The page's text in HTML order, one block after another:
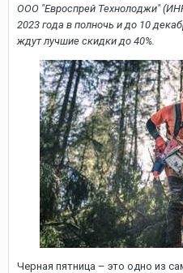
ООО "Евроспрей Технолоджи"
2023 года в полночь и до 10
ждут лучшие скидки до 40%.
Черная пятница – это одно из